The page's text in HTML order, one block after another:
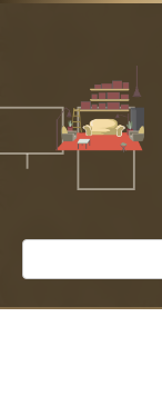
Перейти
Поиск: